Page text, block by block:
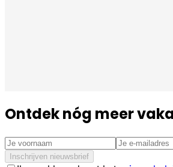
Ontdek nóg meer
Inschrijven nieuwsbrief